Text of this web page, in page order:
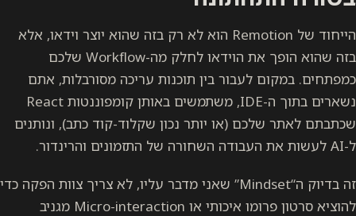
הייחוד של Remotion הוא לא רק בזה שהוא יוצר וידאו, אלא
בזה שהוא הופך את הוידאו לחלק מה-Workflow שלכם
כמפתחים. במקום לעבור בין תוכנות עריכה מסורבלות, אתם
נשארים בתוך ה-IDE, משתמשים באותן קומפוננטות React
שכתבתם לאתר שלכם (או יותר נכון שקלוד-קוד כתב), ונותנים
ל-AI לעשות את העבודה השחורה של התזמונים והרינדור.
זה בדיוק ה“Mindset” שאני מדבר עליו, לא צריך צוות הפקה כדי
להוציא סרטון פרומו איכותי או Micro-interaction מגניב